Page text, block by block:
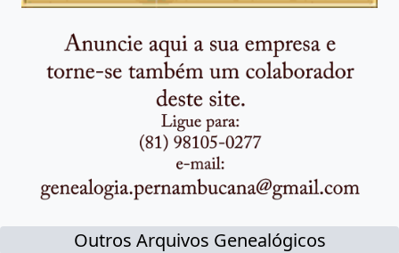
Outros Arquivos Genealógicos